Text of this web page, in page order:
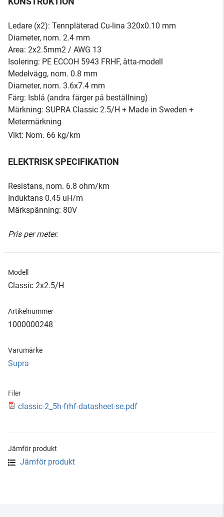
Ledare (x2): Tennpläterad Cu-lina 320x0.10 mm
Diameter, nom. 2.4 mm
Area: 2x2.5mm2 / AWG 13
Isolering: PE ECCOH 5943 FRHF, åtta-modell
Medelvägg, nom. 0.8 mm
Diameter, nom. 3.6x7.4 mm
Färg: Isblå (andra färger på beställning)
Märkning: SUPRA Classic 2.5/H + Made in Sweden +
Metermärkning
Vikt: Nom. 66 kg/km
ELEKTRISK SPECIFIKATION
Resistans, nom. 6.8 ohm/km
Induktans 0.45 uH/m
Märkspänning: 80V
Pris per meter.
Modell
Classic 2x2.5/H
Artikelnummer
1000000248
Varumärke
Supra
Filer
classic-2_5h-frhf-datasheet-se.pdf
Jämför produkt
Jämför produkt